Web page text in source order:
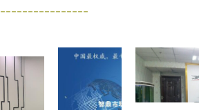
----------------